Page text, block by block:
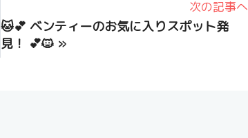
次の記事へ
🐱💕 ベンティーのお気に入りスポット発
見！ 💕🐱 »